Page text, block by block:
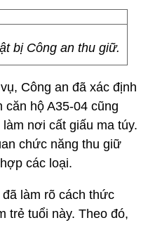
bị Công an thu giữ.
Công an đã xác định
căn hộ A35-04 cũng
nơi cất giấu ma túy.
chức năng thu giữ
các loại.
làm rõ cách thức
trẻ tuổi này. Theo đó,